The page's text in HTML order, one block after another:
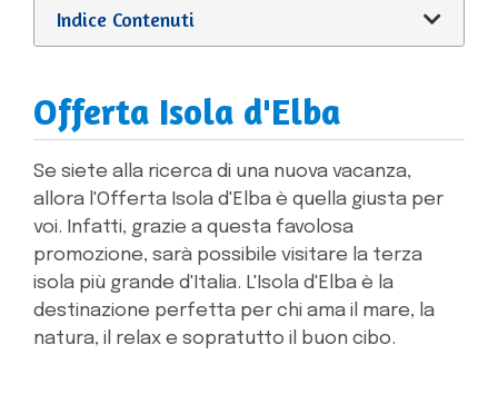
Indice Contenuti
Offerta Isola d'Elba
Se siete alla ricerca di una nuova vacanza,
allora l'Offerta Isola d'Elba è quella giusta per
voi. Infatti, grazie a questa favolosa
promozione, sarà possibile visitare la terza
isola più grande d'Italia. L'Isola d'Elba è la
destinazione perfetta per chi ama il mare, la
natura, il relax e sopratutto il buon cibo.